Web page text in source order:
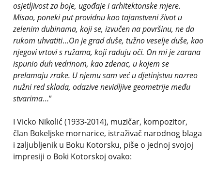
osjetljivost za boje, ugođaje i arhitektonske mjere.
Misao, poneki put providnu kao tajanstveni život u
zelenim dubinama, koji se, izvučen na površinu, ne da
rukom uhvatiti…On je grad duše, tužno veselje duše, kao
njegovi vrtovi s ružama, koji raduju oči. On mi je zarana
ispunio duh vedrinom, kao zdenac, u kojem se
prelamaju zrake. U njemu sam već u djetinjstvu nazreo
nužni red sklada, odazive nevidljive geometrije među
stvarima…”
I Vicko Nikolić (1933-2014), muzičar, kompozitor,
član Bokeljske mornarice, istraživač narodnog blaga
i zaljubljenik u Boku Kotorsku, piše o jednoj svojoj
impresiji o Boki Kotorskoj ovako: